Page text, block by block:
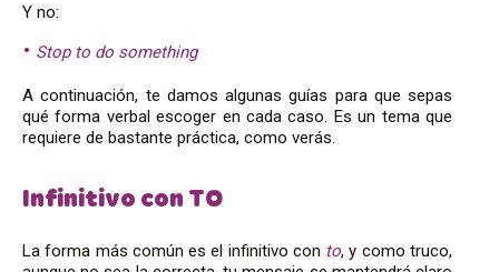
Y no:
Stop to do something
A continuación, te damos algunas guías para que sepas
qué forma verbal escoger en cada caso. Es un tema que
requiere de bastante práctica, como verás.
Infinitivo con TO
La forma más común es el infinitivo con to, y como truco,